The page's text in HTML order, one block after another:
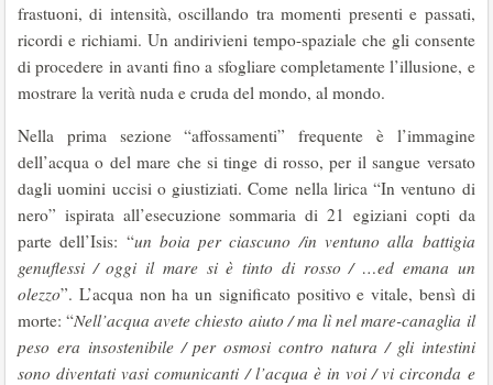
frastuoni, di intensità, oscillando tra momenti presenti e passati,
ricordi e richiami. Un andirivieni tempo-spaziale che gli consente
di procedere in avanti fino a sfogliare completamente l’illusione, e
mostrare la verità nuda e cruda del mondo, al mondo.
Nella prima sezione “affossamenti” frequente è l’immagine
dell’acqua o del mare che si tinge di rosso, per il sangue versato
dagli uomini uccisi o giustiziati. Come nella lirica “In ventuno di
nero” ispirata all’esecuzione sommaria di 21 egiziani copti da
parte dell’Isis: “un boia per ciascuno /in ventuno alla battigia
genuflessi / oggi il mare si è tinto di rosso / …ed emana un
olezzo”. L’acqua non ha un significato positivo e vitale, bensì di
morte: “Nell’acqua avete chiesto aiuto / ma lì nel mare-canaglia il
peso era insostenibile / per osmosi contro natura / gli intestini
sono diventati vasi comunicanti / l’acqua è in voi / vi circonda e